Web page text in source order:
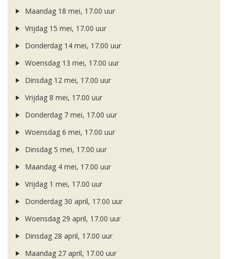
Maandag 18 mei, 17.00 uur
Vrijdag 15 mei, 17.00 uur
Donderdag 14 mei, 17.00 uur
Woensdag 13 mei, 17.00 uur
Dinsdag 12 mei, 17.00 uur
Vrijdag 8 mei, 17.00 uur
Donderdag 7 mei, 17.00 uur
Woensdag 6 mei, 17.00 uur
Dinsdag 5 mei, 17.00 uur
Maandag 4 mei, 17.00 uur
Vrijdag 1 mei, 17.00 uur
Donderdag 30 april, 17.00 uur
Woensdag 29 april, 17.00 uur
Dinsdag 28 april, 17.00 uur
Maandag 27 april, 17.00 uur